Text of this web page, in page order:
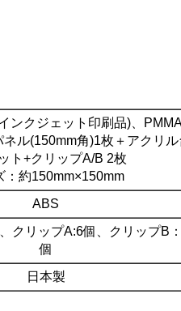
ンクジェット印刷品)、
ル(150mm角)1枚＋アクリル
ト+クリップA/B 2枚
：約150mm×150mm
ABS
クリップA:6個、クリップB
個
日本製